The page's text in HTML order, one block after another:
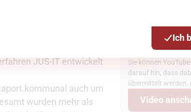
Ich
der zukünftigen
Ausschreibung
koordiniert. In
der Firma
JUS-IT entwickelt
auch um
wurden mehr als
Sie können
darauf hin, dass
übermittelt werden.
Video